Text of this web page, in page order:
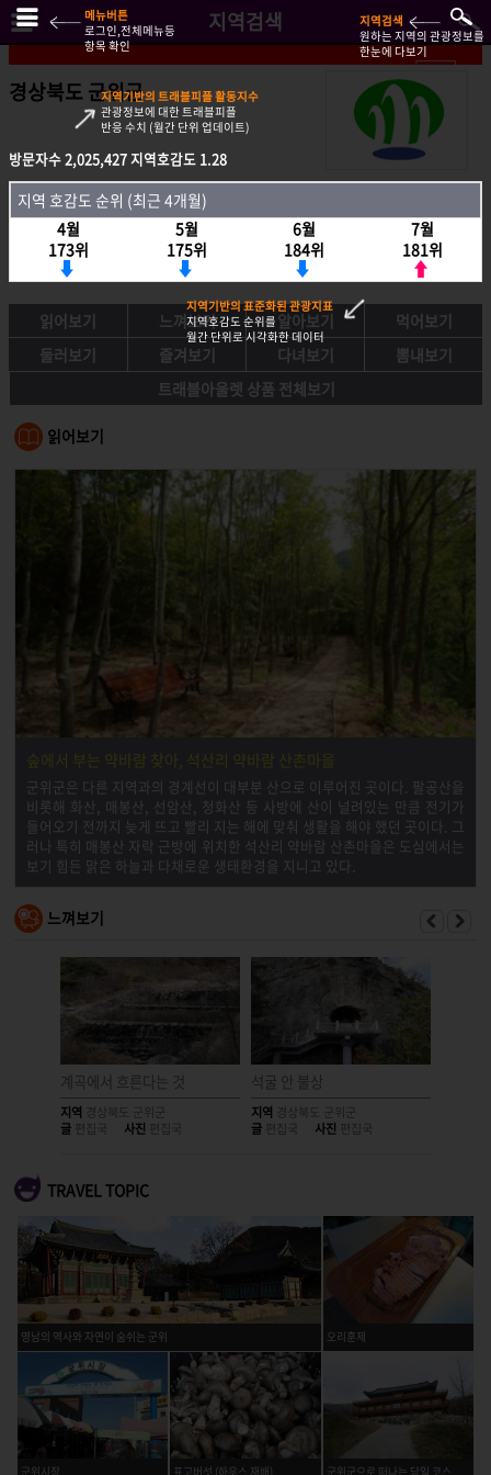
지역검색
경상북도 군위군
방문자수2,025,427지역호감도 1.28
지역호감도 순위 (최근 4개월)
4월
173위
5월
175위
6월
184위
7월
181위
읽어보기 느껴보기 알아보기
먹어보기
둘러보기
즐겨보기 다녀보기
뽐내보기
트래블아울렛 상품 전체보기
읽어보기
숲에서 부는 약바람 찾아, 석산리 약바람 산촌마을
군위군은 다른 지역과의 경계선이 대부분 산으로 이루어진 곳이다. 팔공산을
비롯해 화산, 매봉산, 선암산, 청화산 등 사방에 산이 널려있는 만큼 전기가
들어오기 전까지 늦게 뜨고 빨리 지는 해에 맞춰 생활을 해야 했던 곳이다. 그
러나 특히 매봉산 자락 근방에 위치한 석산리 약바람 산촌마을은 도심에서는
보기 힘든 맑은 하늘과 다채로운 생태환경을 지니고 있다.
느껴보기
계곡에서 흐른다는 것
지역 경상북도 군위군
글 편집국 사진 편집국
석굴 안 불상
지역 경상북도 군위군
글 편집국 사진 편집국
TRAVEL TOPIC
영남의 역사와 자연이 숨쉬는 군위 오리훈제
방문자수2,025,427지역호감도 1.28
지역 호감도 순위 (최근 4개월)
4월
173위
5월
175위
6월
184위
7월
181위
메뉴버튼
로그인,전체메뉴등
항목 확인
지역검색
원하는 지역의 관광정보를
한눈에 다보기
지역기반의 트래블피플 활동지수
관광정보에 대한 트래블피플
반응 수치 (월간 단위 업데이트)
지역기반의 표준화된 관광지표
지역호감도 순위를
월간 단위로 시각화한 데이터